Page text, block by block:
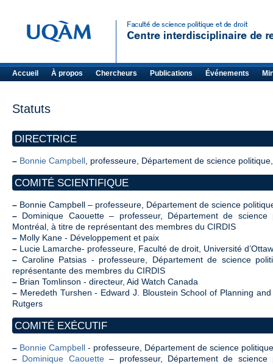
Accueil À propos Chercheurs Publications Événements
Statuts
DIRECTRICE
– Bonnie Campbell , professeure, Département de science
COMITÉ SCIENTIFIQUE
– Bonnie Campbell – professeure, Département de science
– Dominique Caouette – professeur, Département de science
Montréal, à titre de représentant des membres du CIRDIS
– Molly Kane - Développement et paix
– Lucie Lamarche- professeure, Faculté de droit, Université
– Caroline Patsias - professeure, Département de science
représentante des membres du CIRDIS
– Brian Tomlinson - directeur, Aid Watch Canada
– Meredeth Turshen - Edward J. Bloustein School of Planning
Rutgers
COMITÉ EXÉCUTIF
– Bonnie Campbell - professeure, Département de science
– Dominique Caouette– professeur, Département de science